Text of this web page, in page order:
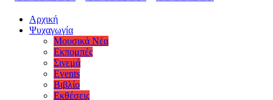
Αρχική
Ψυχαγωγία
Μουσικά Νέα
Εκπομπές
Σινεμά
Events
Βιβλίο
Εκθέσεις